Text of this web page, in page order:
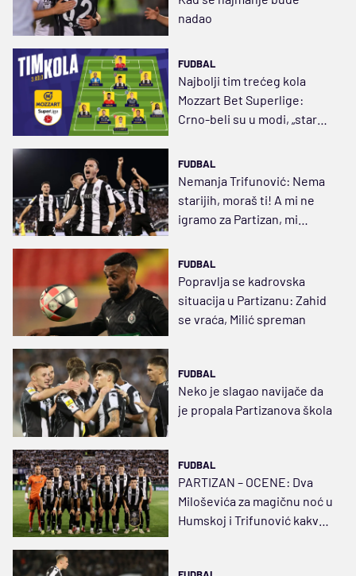
nadao
FUDBAL
Najbolji tim trećeg kola
Mozzart Bet Superlige:
Crno-beli su u modi, „stare
FUDBAL
Nemanja Trifunović: Nema
starijih, moraš ti! A mi ne
igramo za Partizan, mi
FUDBAL
Popravlja se kadrovska
situacija u Partizanu: Zahid
se vraća, Milić spreman
FUDBAL
Neko je slagao navijače da
je propala Partizanova škola
FUDBAL
PARTIZAN – OCENE: Dva
Miloševića za magičnu noć u
Humskoj i Trifunović kakvog